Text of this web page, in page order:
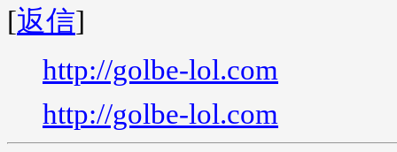
[返信]
http://golbe-lol.com
http://golbe-lol.com